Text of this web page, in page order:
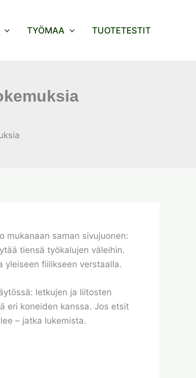
TYÖMAA TUOTETESTIT
mukanaan saman sivujuonen:
tiensä työkalujen väleihin.
yleiseen fiilikseen verstaalla.
letkujen ja liitosten
eri koneiden kanssa. Jos etsit
– jatka lukemista.